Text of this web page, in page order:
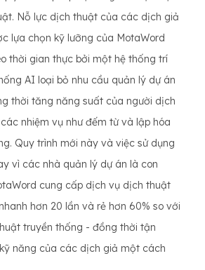
Nỗ lực dịch thuật của các dịch giả
lựa chọn kỹ lưỡng của MotaWord
thời gian thực bởi một hệ thống trí
AI loại bỏ nhu cầu quản lý dự án
thời tăng năng suất của người dịch
nhiệm vụ như đếm từ và lập hóa
Quy trình mới này và việc sử dụng
vì các nhà quản lý dự án là con
cung cấp dịch vụ dịch thuật
hơn 20 lần và rẻ hơn 60% so với
truyền thống - đồng thời tận
năng của các dịch giả một cách